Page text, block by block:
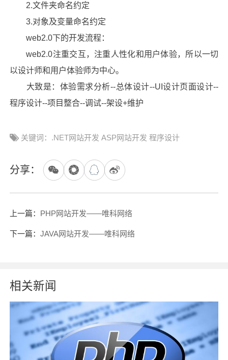
2.文件夹命名约定
3.对象及变量命名约定
web2.0下的开发流程：
web2.0注重交互，注重人性化和用户体验，所以一切
以设计师和用户体验师为中心。
大致是：体验需求分析--总体设计--UI设计页面设计--
程序设计--项目整合--调试--架设+维护
关键词：.NET网站开发 ASP网站开发 程序设计
分享：
上一篇： PHP网站开发——唯科网络
下一篇： JAVA网站开发——唯科网络
相关新闻